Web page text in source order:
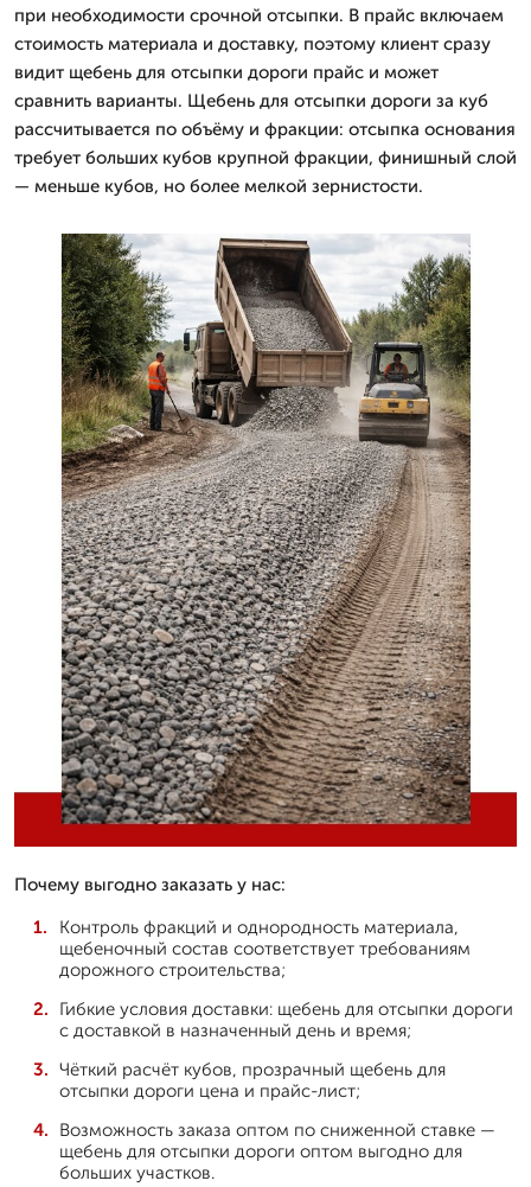
при необходимости срочной отсыпки. В прайс включаем
стоимость материала и доставку, поэтому клиент сразу
видит щебень для отсыпки дороги прайс и может
сравнить варианты. Щебень для отсыпки дороги за куб
рассчитывается по объёму и фракции: отсыпка основания
требует больших кубов крупной фракции, финишный слой
— меньше кубов, но более мелкой зернистости.
Почему выгодно заказать у нас:
Контроль фракций и однородность материала,
щебеночный состав соответствует требованиям
дорожного строительства;
Гибкие условия доставки: щебень для отсыпки дороги
с доставкой в назначенный день и время;
Чёткий расчёт кубов, прозрачный щебень для
отсыпки дороги цена и прайс-лист;
Возможность заказа оптом по сниженной ставке —
щебень для отсыпки дороги оптом выгодно для
больших участков.